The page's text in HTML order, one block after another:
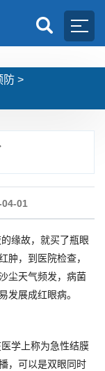
防 >
04-01
缘故，就买了瓶眼
肿，到医院检查，
尘天气频发，病菌
发展成红眼病。
学上称为急性结膜
，可以是双眼同时